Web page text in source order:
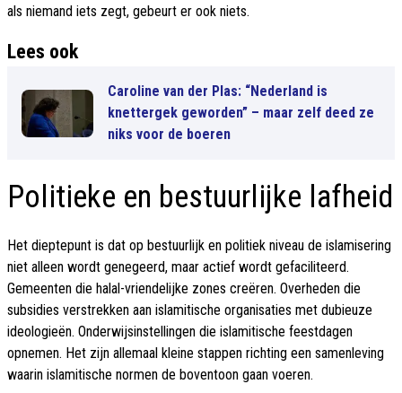
als niemand iets zegt, gebeurt er ook niets.
Lees ook
Caroline van der Plas: “Nederland is
knettergek geworden” – maar zelf deed ze
niks voor de boeren
Politieke en bestuurlijke lafheid
Het dieptepunt is dat op bestuurlijk en politiek niveau de islamisering
niet alleen wordt genegeerd, maar actief wordt gefaciliteerd.
Gemeenten die halal-vriendelijke zones creëren. Overheden die
subsidies verstrekken aan islamitische organisaties met dubieuze
ideologieën. Onderwijsinstellingen die islamitische feestdagen
opnemen. Het zijn allemaal kleine stappen richting een samenleving
waarin islamitische normen de boventoon gaan voeren.